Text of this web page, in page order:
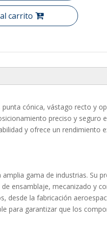
carrito
cónica, vástago recto y
preciso y seguro
y ofrece un rendimiento
gama de industrias. Su
ensamblaje, mecanizado y
desde la fabricación
para garantizar que los